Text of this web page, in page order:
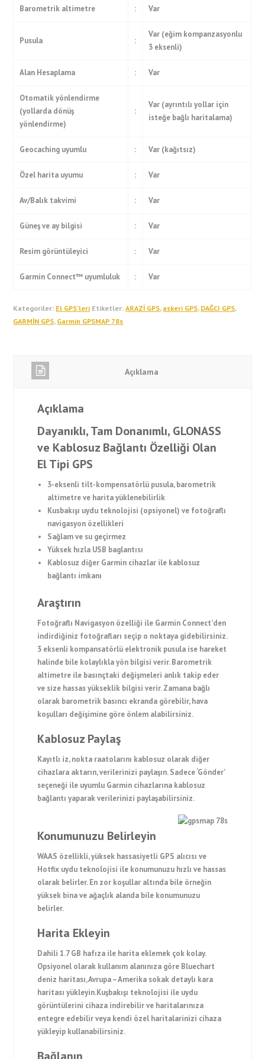
Barometrik altimetre : Var
Pusula :
Var (eğim kompanzasyonlu
3 eksenli)
Alan Hesaplama : Var
Otomatik yönlendirme
(yollarda dönüş
yönlendirme)
:
Var (ayrıntılı yollar için
isteğe bağlı haritalama)
Geocaching uyumlu : Var (kağıtsız)
Özel harita uyumu : Var
Av/Balık takvimi : Var
Güneş ve ay bilgisi : Var
Resim görüntüleyici : Var
Garmin Connect™ uyumluluk : Var
Kategoriler: El GPS’leri Etiketler:ARAZİ GPS, askeri GPS, DAĞCI GPS,
GARMİN GPS, Garmin GPSMAP 78s
Açıklama
Açıklama
Dayanıklı, Tam Donanımlı, GLONASS
ve Kablosuz Bağlantı Özelliği Olan
El Tipi GPS
3-eksenli tilt-kompensatörlü pusula, barometrik
altimetre ve harita yüklenebilirlik
Kusbakışı uydu teknolojisi (opsiyonel) ve fotoğraflı
navigasyon özellikleri
Sağlam ve su geçirmez
Yüksek hızla USB baglantısı
Kablosuz diğer Garmin cihazlar ile kablosuz
bağlantı imkanı
Araştırın
Fotoğraflı Navigasyon özelliği ile Garmin Connect’den
indirdiğiniz fotoğrafları seçip o noktaya gidebilirsiniz.
3 eksenli kompansatörlü elektronik pusula ise hareket
halinde bile kolaylıkla yön bilgisi verir. Barometrik
altimetre ile basınçtaki değişmeleri anlık takip eder
ve size hassas yükseklik bilgisi verir. Zamana bağlı
olarak barometrik basıncı ekranda görebilir, hava
koşulları değişimine göre önlem alabilirsiniz.
Kablosuz Paylaş
Kayıtlı iz, nokta raatolarını kablosuz olarak diğer
cihazlara aktarın, verilerinizi paylaşın. Sadece ‘Gönder’
seçeneği ile uyumlu Garmin cihazlarına kablosuz
bağlantı yaparak verilerinizi paylaşabilirsiniz.
Konumunuzu Belirleyin
WAAS özellikli, yüksek hassasiyetli GPS alıcısı ve
Hotfix uydu teknolojisi ile konumunuzu hızlı ve hassas
olarak belirler. En zor koşullar altında bile örneğin
yüksek bina ve ağaçlık alanda bile konumunuzu
belirler.
Harita Ekleyin
Dahili 1.7 GB hafıza ile harita eklemek çok kolay.
Opsiyonel olarak kullanım alanınıza göre Bluechart
deniz haritası, Avrupa – Amerika sokak detaylı kara
haritası yükleyin.Kuşbakışı teknolojisi ile uydu
görüntülerini cihaza indirebilir ve haritalarınıza
entegre edebilir veya kendi özel haritalarinizi cihaza
yükleyip kullanabilirsiniz.